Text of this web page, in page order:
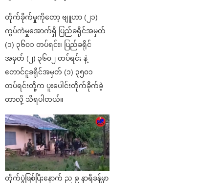
တိုက်ခိုက်မှုကိုတော့ ဗျူဟာ (၂၁)
ကွပ်ကဲမှုအောက်ရှိ ပြည်ခရိုင်အမှတ်
(၁) ၃၆၀၁ တပ်ရင်း၊ ပြည်ခရိုင်
အမှတ် (၂) ၃၆၀၂ တပ်ရင်း နဲ့
တောင်ငူခရိုင်အမှတ် (၁) ၃၅၀၁
တပ်ရင်းတို့က ပူးပေါင်းတိုက်ခိုက်ခဲ့
တာလို့ သိရပါတယ်။
တိုက်ပွဲဖြစ်ပြီးနောက် ည ၉ နာရီခန့်မှာ